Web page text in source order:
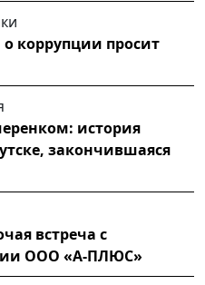
коррупции просит
история
закончившаяся
встреча с
ООО «А-ПЛЮС»